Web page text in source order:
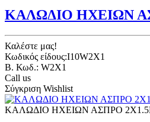
ΚΑΛΩΔΙΟ ΗΧΕΙΩΝ
Καλέστε μας!
Κωδικός είδους:I10W2X1
B. Κωδ.: W2X1
Call us
Σύγκριση Wishlist
ΚΑΛΩΔΙΟ ΗΧΕΙΩΝ ΑΣΠΡΟ